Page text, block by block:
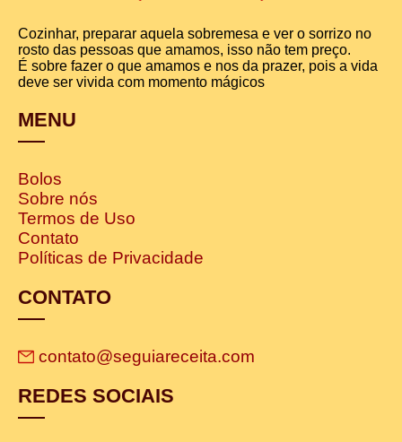
Cozinhar, preparar aquela sobremesa e ver o sorrizo no
rosto das pessoas que amamos, isso não tem preço.
É sobre fazer o que amamos e nos da prazer, pois a vida
deve ser vivida com momento mágicos
MENU
Bolos
Sobre nós
Termos de Uso
Contato
Políticas de Privacidade
CONTATO
contato@seguiareceita.com
REDES SOCIAIS